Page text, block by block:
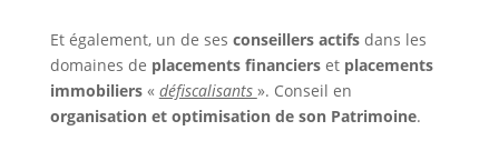
Et également, un de ses conseillers actifsdans les
domaines de placements financierset placements
immobiliers« défiscalisants ». Conseil en
organisation et optimisation de son Patrimoine.